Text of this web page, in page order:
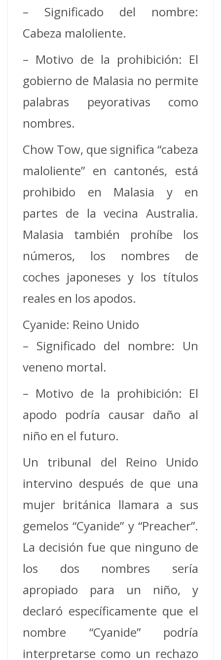
– Significado del nombre:
Cabeza maloliente.
– Motivo de la prohibición: El
gobierno de Malasia no permite
palabras peyorativas como
nombres.
Chow Tow, que significa “cabeza
maloliente” en cantonés, está
prohibido en Malasia y en
partes de la vecina Australia.
Malasia también prohíbe los
números, los nombres de
coches japoneses y los títulos
reales en los apodos.
Cyanide: Reino Unido
– Significado del nombre: Un
veneno mortal.
– Motivo de la prohibición: El
apodo podría causar daño al
niño en el futuro.
Un tribunal del Reino Unido
intervino después de que una
mujer británica llamara a sus
gemelos “Cyanide” y “Preacher”.
La decisión fue que ninguno de
los dos nombres sería
apropiado para un niño, y
declaró específicamente que el
nombre “Cyanide” podría
interpretarse como un rechazo